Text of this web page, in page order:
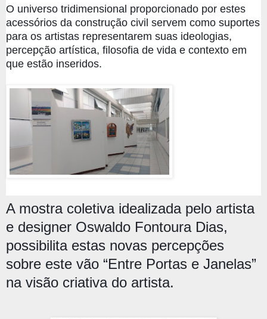
O universo tridimensional proporcionado por estes
acessórios da construção civil servem como suportes
para os artistas representarem suas ideologias,
percepção artística, filosofia de vida e contexto em
que estão inseridos.
A mostra coletiva idealizada pelo artista
e designer Oswaldo Fontoura Dias,
possibilita estas novas percepções
sobre este vão “Entre Portas e Janelas”
na visão criativa do artista.